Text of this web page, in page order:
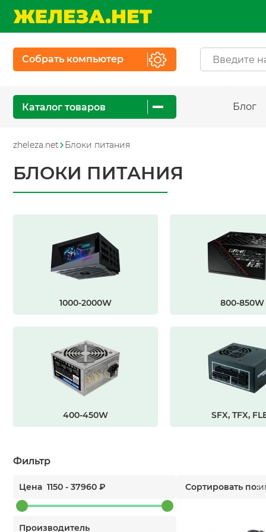
Собрать компьютер
Каталог товаров Блог
zheleza.net Блоки питания
БЛОКИ ПИТАНИЯ
1000-2000W 800-850W
400-450W SFX, TFX,
Фильтр
Цена 1150 - 37960 ₽
Производитель
Сортировать по: